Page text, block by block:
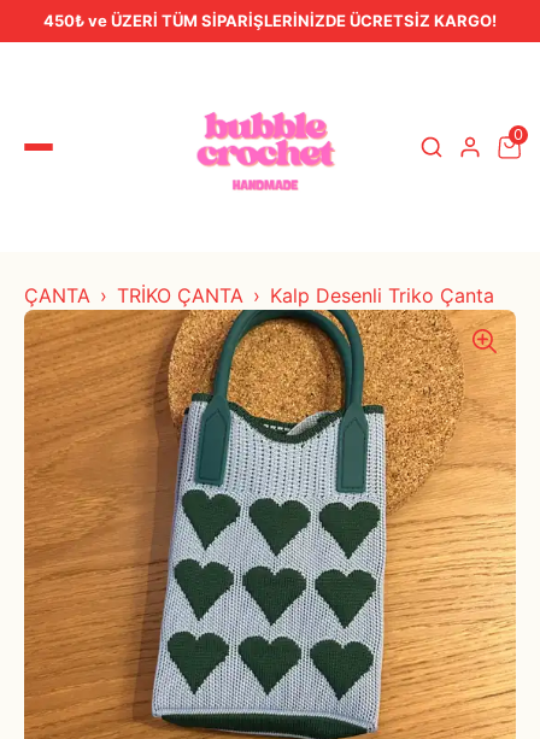
450₺ ve ÜZERİ TÜM SİPARİŞLERİNİZDE ÜCRETSİZ KARGO!
0
ÇANTA TRİKO ÇANTA Kalp Desenli Triko Çanta